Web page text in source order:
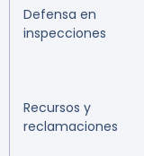
Defensa en
inspecciones
Recursos y
reclamaciones